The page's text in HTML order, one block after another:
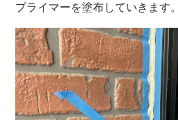
プライマーを塗布していきます。